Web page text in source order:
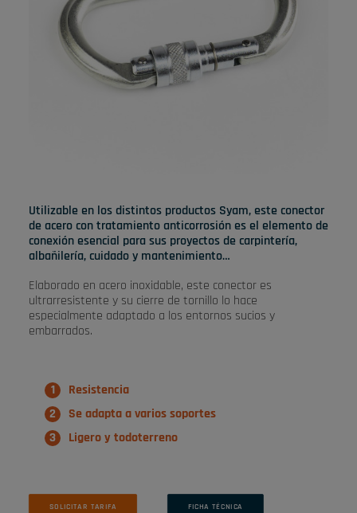
Utilizable en los distintos productos Syam, este conector
de acero con tratamiento anticorrosión es el elemento de
conexión esencial para sus proyectos de carpintería,
albañilería, cuidado y mantenimiento…
Elaborado en acero inoxidable, este conector es
ultrarresistente y su cierre de tornillo lo hace
especialmente adaptado a los entornos sucios y
embarrados.
Resistencia
Se adapta a varios soportes
Ligero y todoterreno
SOLICITAR TARIFA FICHA TÉCNICA